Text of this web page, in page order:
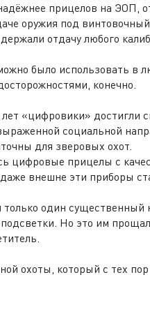
прицелов на ЭОП,
оружия под
отдачу любого
было использовать в
конечно.
«цифровики» достигли
социальной
для зверовых охот.
цифровые прицелы с
внешне эти приборы
один существенный
Но это им
охоты, который с тех